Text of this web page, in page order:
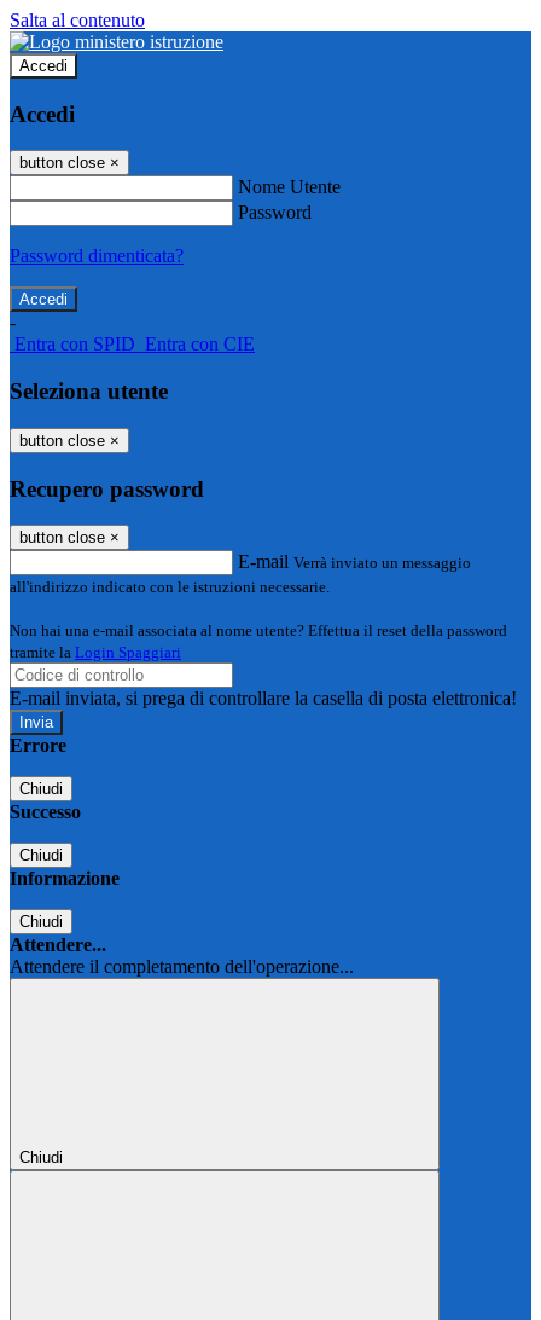
Salta al contenuto
Accedi
Accedi
button close ×
Nome Utente
Password
Password dimenticata?
-
Entra con SPID Entra con CIE
Seleziona utente
button close ×
Recupero password
button close ×
E-mail Verrà inviato un messaggio
all'indirizzo indicato con le istruzioni necessarie.
Non hai una e-mail associata al nome utente? Effettua il reset della password
tramite la Login Spaggiari
E-mail inviata, si prega di controllare la casella di posta elettronica!
Errore
Chiudi
Successo
Chiudi
Informazione
Chiudi
Attendere...
Attendere il completamento dell'operazione...
Chiudi